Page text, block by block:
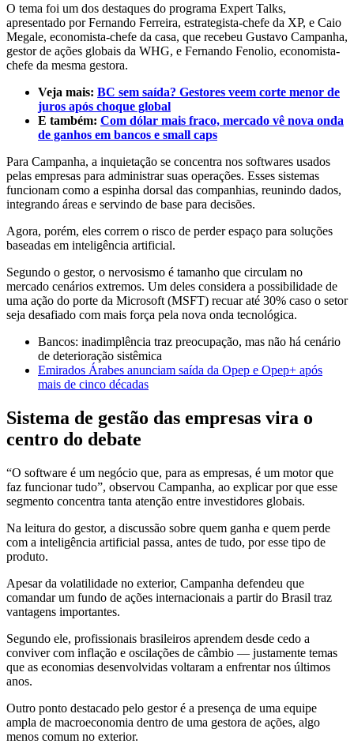
O tema foi um dos destaques do programa Expert Talks,
apresentado por Fernando Ferreira, estrategista-chefe da XP, e Caio
Megale, economista-chefe da casa, que recebeu Gustavo Campanha,
gestor de ações globais da WHG, e Fernando Fenolio, economista-
chefe da mesma gestora.
Veja mais: BC sem saída? Gestores veem corte menor de
juros após choque global
E também: Com dólar mais fraco, mercado vê nova onda
de ganhos em bancos e small caps
Para Campanha, a inquietação se concentra nos softwares usados
pelas empresas para administrar suas operações. Esses sistemas
funcionam como a espinha dorsal das companhias, reunindo dados,
integrando áreas e servindo de base para decisões.
Agora, porém, eles correm o risco de perder espaço para soluções
baseadas em inteligência artificial.
Segundo o gestor, o nervosismo é tamanho que circulam no
mercado cenários extremos. Um deles considera a possibilidade de
uma ação do porte da Microsoft (MSFT) recuar até 30% caso o setor
seja desafiado com mais força pela nova onda tecnológica.
Bancos: inadimplência traz preocupação, mas não há cenário
de deterioração sistêmica
Emirados Árabes anunciam saída da Opep e Opep+ após
mais de cinco décadas
Sistema de gestão das empresas vira o
centro do debate
“O software é um negócio que, para as empresas, é um motor que
faz funcionar tudo”, observou Campanha, ao explicar por que esse
segmento concentra tanta atenção entre investidores globais.
Na leitura do gestor, a discussão sobre quem ganha e quem perde
com a inteligência artificial passa, antes de tudo, por esse tipo de
produto.
Apesar da volatilidade no exterior, Campanha defendeu que
comandar um fundo de ações internacionais a partir do Brasil traz
vantagens importantes.
Segundo ele, profissionais brasileiros aprendem desde cedo a
conviver com inflação e oscilações de câmbio — justamente temas
que as economias desenvolvidas voltaram a enfrentar nos últimos
anos.
Outro ponto destacado pelo gestor é a presença de uma equipe
ampla de macroeconomia dentro de uma gestora de ações, algo
menos comum no exterior.